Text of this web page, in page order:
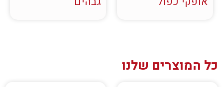
כל המוצרים שלנו